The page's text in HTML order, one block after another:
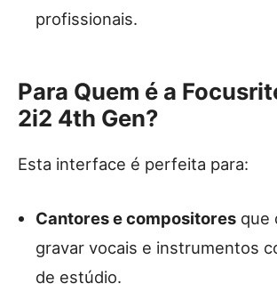
profissionais.
Para Quem é a
2i2 4th Gen?
Esta interface é perfeita para:
Cantores e compositores que
gravar vocais e instrumentos
de estúdio.